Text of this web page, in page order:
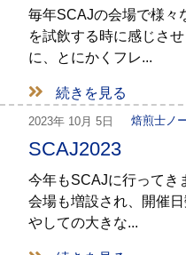
毎年SCAJの会場で様々
を試飲する時に感じさ
に、とにかくフレ...
続きを見る
2023年 10月 5日 焙煎士ノ
SCAJ2023
今年もSCAJに行ってき
会場も増設され、開催
やしての大きな...